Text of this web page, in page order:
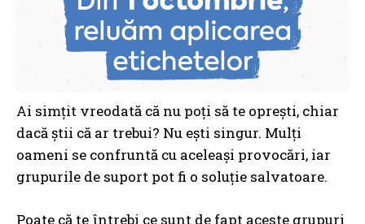
Ai simțit vreodată că nu poți să te oprești, chiar
dacă știi că ar trebui? Nu ești singur. Mulți
oameni se confruntă cu aceleași provocări, iar
grupurile de suport pot fi o soluție salvatoare.
Poate că te întrebi ce sunt de fapt aceste grupuri